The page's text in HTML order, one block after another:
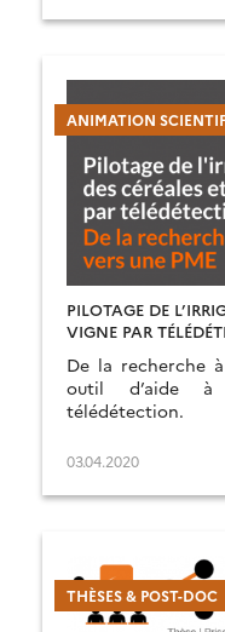
ANIMATION
PILOTAGE DE
VIGNE PAR
De la recherche
outil d’aide
télédétection.
03.04.2020
THÈSES & POST-DOC